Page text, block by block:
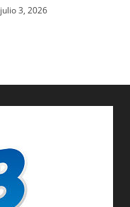
julio 3, 2026